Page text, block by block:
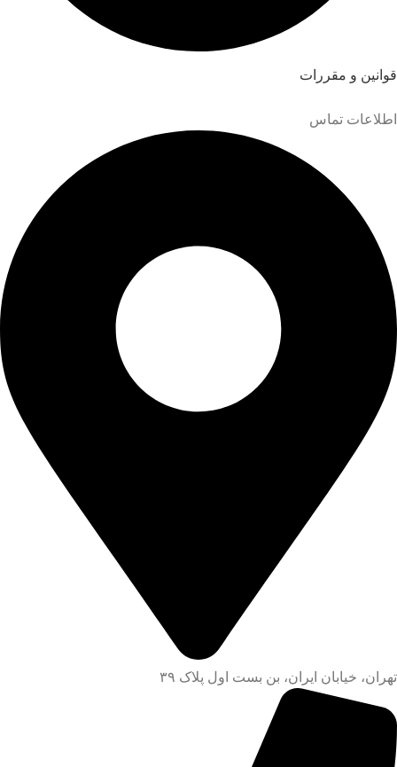
قوانین و مقررات
اطلاعات تماس
تهران، خیابان ایران، بن بست اول پلاک ۳۹